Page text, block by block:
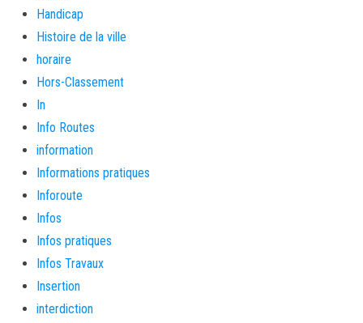
Handicap
Histoire de la ville
horaire
Hors-Classement
In
Info Routes
information
Informations pratiques
Inforoute
Infos
Infos pratiques
Infos Travaux
Insertion
interdiction